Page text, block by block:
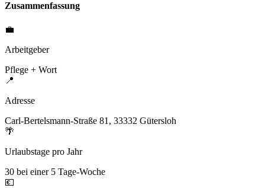
Zusammenfassung
💼
Arbeitgeber
Pflege + Wort
📍
Adresse
Carl-Bertelsmann-Straße 81, 33332 Gütersloh
🌴
Urlaubstage pro Jahr
30 bei einer 5 Tage-Woche
💶